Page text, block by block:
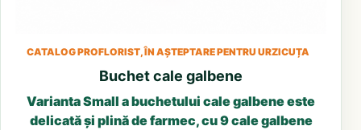
CATALOG PROFLORIST, ÎN AȘTEPTARE PENTRU URZICUȚA
Buchet cale galbene
Varianta Small a buchetului cale galbene este
delicată și plină de farmec, cu 9 cale galbene